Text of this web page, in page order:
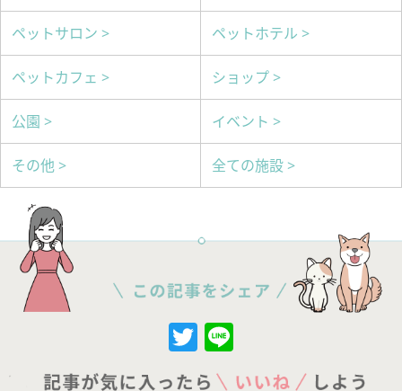
ペットサロン > ペットホテル >
ペットカフェ > ショップ >
公園 > イベント >
その他 > 全ての施設 >
Twitter